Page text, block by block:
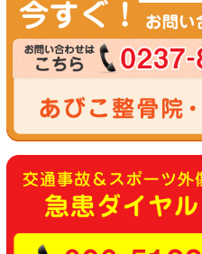
当院は寒河江市で唯一日曜日
様限定で平日は夜２０時まで
相談下さい
今、医療機関に通院中で症状
様が他の医療機関に転院する
交通事故の治療において、患
もし「整骨院の通院は認めな